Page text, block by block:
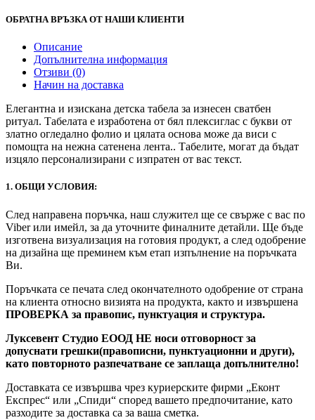
ОБРАТНА ВРЪЗКА ОТ НАШИ КЛИЕНТИ
Описание
Допълнителна информация
Отзиви (0)
Начин на доставка
Елегантна и изискана детска табела за изнесен сватбен
ритуал. Табелата е изработена от бял плексиглас с букви от
златно огледално фолио и цялата основа може да виси с
помощта на нежна сатенена лента.. Табелите, могат да бъдат
изцяло персонализирани с изпратен от вас текст.
1. ОБЩИ УСЛОВИЯ:
След направена поръчка, наш служител ще се свърже с вас по
Viber или имейл, за да уточните финалните детайли. Ще бъде
изготвена визуализация на готовия продукт, а след одобрение
на дизайна ще преминем към етап изпълнение на поръчката
Ви.
Поръчката се печата след окончателното одобрение от страна
на клиента относно визията на продукта, както и извършена
ПРОВЕРКА за правопис, пунктуация и структура.
Луксевент Студио ЕООД НЕ носи отговорност за
допуснати грешки(правописни, пунктуационни и други),
като повторното разпечатване се заплаща допълнително!
Доставката се извършва чрез куриерските фирми „Еконт
Експрес“ или „Спиди“ според вашето предпочитание, като
разходите за доставка са за ваша сметка.